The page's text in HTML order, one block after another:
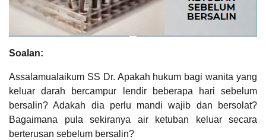
Soalan:
Assalamualaikum SS Dr. Apakah hukum bagi wanita yang
keluar darah bercampur lendir beberapa hari sebelum
bersalin? Adakah dia perlu mandi wajib dan bersolat?
Bagaimana pula sekiranya air ketuban keluar secara
berterusan sebelum bersalin?